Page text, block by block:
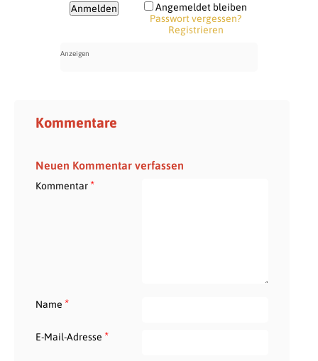
Angemeldet bleiben
Passwort vergessen?
Registrieren
Kommentare
Neuen Kommentar verfassen
Kommentar*
Name *
E-Mail-Adresse *